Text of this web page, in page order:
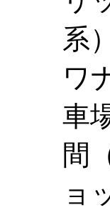
系
ワ
車
間
ョ